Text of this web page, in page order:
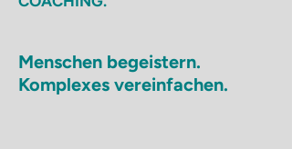
Menschen begeistern.
Komplexes vereinfachen.